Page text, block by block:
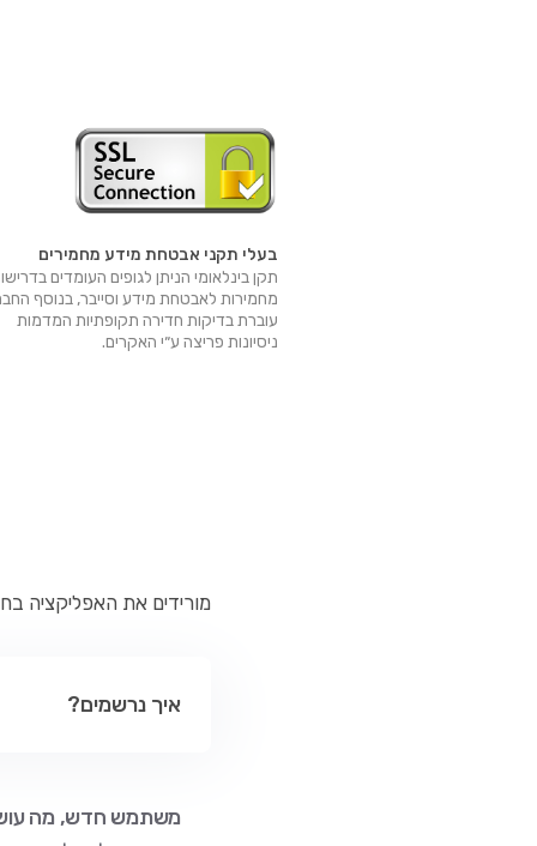
בעלי תקני אבטחת מידע מחמירים
תקן בינלאומי הניתן לגופים העומדים
מחמירות לאבטחת מידע וסייבר, בנוסף
עוברת בדיקות חדירה תקופתיות המדמות
ניסיונות פריצה ע״י האקרים.
מורידים את האפליקציה
איך נרשמים?
משתמש חדש, מה